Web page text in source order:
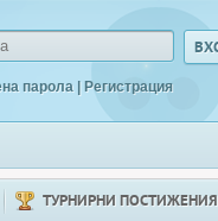
парола | Регистрация
ТУРНИРНИ ПОСТИЖЕНИЯ